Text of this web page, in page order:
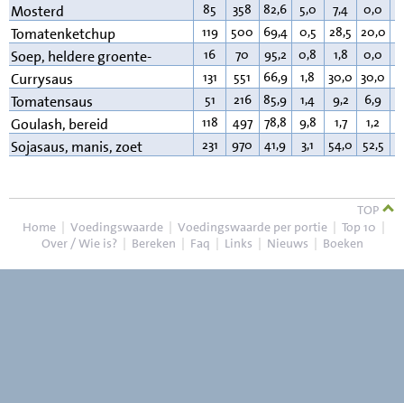
Mosterd 85 358 82,6 5,0 7,4 0,0
Tomatenketchup 119 500 69,4 0,5 28,5 20,0
Soep, heldere groente- 16 70 95,2 0,8 1,8 0,0
Currysaus 131 551 66,9 1,8 30,0 30,0
Tomatensaus 51 216 85,9 1,4 9,2 6,9
Goulash, bereid 118 497 78,8 9,8 1,7 1,2
Sojasaus, manis, zoet 231 970 41,9 3,1 54,0 52,5
TOP
Home | Voedingswaarde | Voedingswaarde per portie | Top 10 |
Over / Wie is? | Bereken | Faq | Links | Nieuws | Boeken